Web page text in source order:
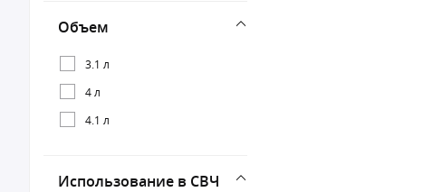
Объем
3.1 л
4 л
4.1 л
Использование в СВЧ